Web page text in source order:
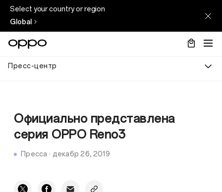
Select your country or region
Global
Пресс-центр
Официально представлена
серия OPPO Reno3
Пресса · декабр 26, 2019